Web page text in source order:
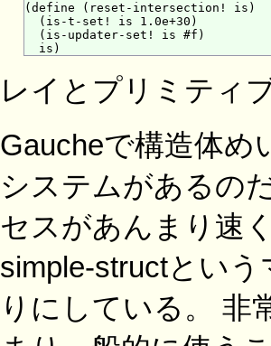
(define (reset-intersection! is)
  (is-t-set! is 1.0e+30)
  (is-updater-set! is #f)
レイとプリミティ
Gaucheで構造体
システムがあるの
セスがあんまり速
simple-structとい
りにしている。 非